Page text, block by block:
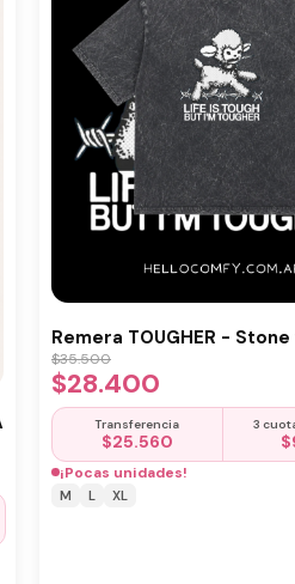
Remera TOUGHER - Stone
$35.500
$28.400
Transferencia
$25.560
3
$
¡Pocas unidades!
M L XL